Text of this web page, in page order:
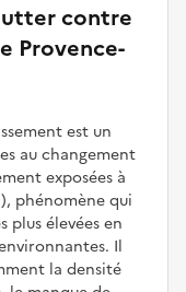
contre
Provence-
est un
au changement
exposées à
phénomène qui
plus élevées en
Il
la densité